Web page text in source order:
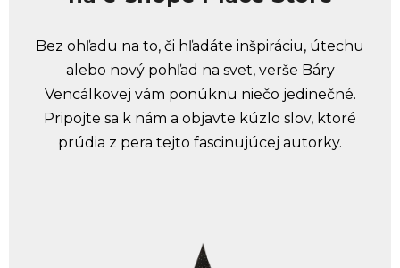
Bez ohľadu na to, či hľadáte inšpiráciu, útechu
alebo nový pohľad na svet, verše Báry
Vencálkovej vám ponúknu niečo jedinečné.
Pripojte sa k nám a objavte kúzlo slov, ktoré
prúdia z pera tejto fascinujúcej autorky.